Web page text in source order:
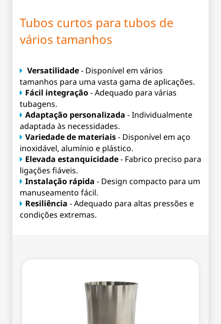
Tubos curtos para tubos de
vários tamanhos
Versatilidade- Disponível em vários
tamanhos para uma vasta gama de aplicações.
Fácil integração- Adequado para várias
tubagens.
Adaptação personalizada - Individualmente
adaptada às necessidades.
Variedade de materiais- Disponível em aço
inoxidável, alumínio e plástico.
Elevada estanquicidade- Fabrico preciso para
ligações fiáveis.
Instalação rápida - Design compacto para um
manuseamento fácil.
Resiliência - Adequado para altas pressões e
condições extremas.